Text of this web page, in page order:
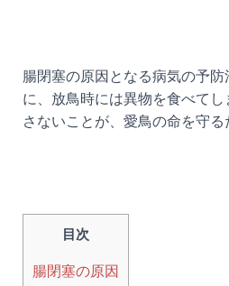
腸閉塞の原因となる病気の予
に、放鳥時には異物を食べて
さないことが、愛鳥の命を守る
目次
腸閉塞の原因